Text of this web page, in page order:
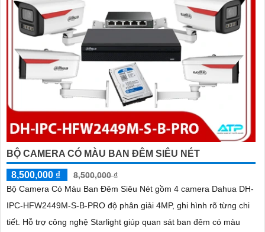
BỘ CAMERA CÓ MÀU BAN ĐÊM SIÊU NÉT
8,500,000 ₫
8,500,000 ₫
Bộ Camera Có Màu Ban Đêm Siêu Nét gồm 4 camera Dahua DH-
IPC-HFW2449M-S-B-PRO độ phân giải 4MP, ghi hình rõ từng chi
tiết. Hỗ trợ công nghệ Starlight giúp quan sát ban đêm có màu